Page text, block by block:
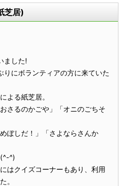
芝居)
ました!
りにボランティアの方に来ていた
よる紙芝居。
さるのかごや」「オニのごちそ
ぼしだ！」「さよならさんか
^-^)
はクイズコーナーもあり、利用
。